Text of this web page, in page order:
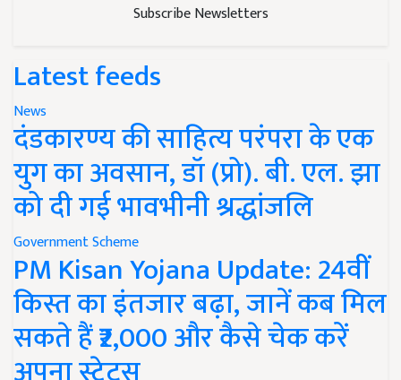
Subscribe Newsletters
Latest feeds
News
दंडकारण्य की साहित्य परंपरा के एक
युग का अवसान, डॉ (प्रो). बी. एल. झा
को दी गई भावभीनी श्रद्धांजलि
Government Scheme
PM Kisan Yojana Update: 24वीं
किस्त का इंतजार बढ़ा, जानें कब मिल
सकते हैं ₹2,000 और कैसे चेक करें